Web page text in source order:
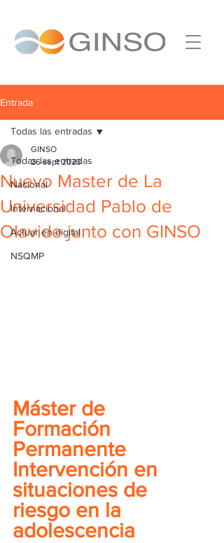
Entrada
Todas las entradas
Nacional
Internacional
Actuar en digital
NSQMP
Todas las entradas
Nuevo Master de La
Universidad Pablo de
Olavide junto con GINSO
GINSO
26 sept 2023
Máster de
Formación
Permanente
Intervención en
situaciones de
riesgo en la
adolescencia